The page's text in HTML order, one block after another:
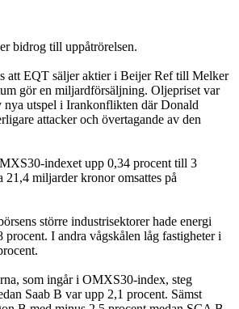
bidrog till uppåtrörelsen.
att EQT säljer aktier i Beijer Ref till Melker
gör en miljardförsäljning. Oljepriset var
nya utspel i Irankonflikten där Donald
attacker och övertagande av den
indexet upp 0,34 procent till 3
miljarder kronor omsattes på
större industrisektorer hade energi
procent. I andra vågskålen låg fastigheter i
som ingår i OMXS30-index, steg
Saab B var upp 2,1 procent. Sämst